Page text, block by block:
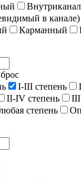
в канале)
Карманный
I-III степень
II-IV степень III
степень